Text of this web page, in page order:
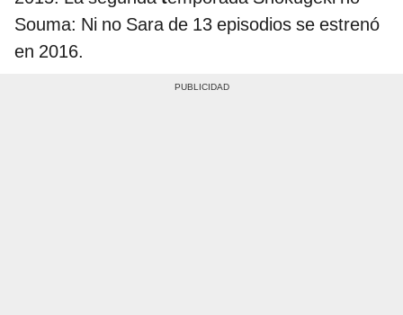
Souma: Ni no Sara de 13 episodios se estrenó
en 2016.